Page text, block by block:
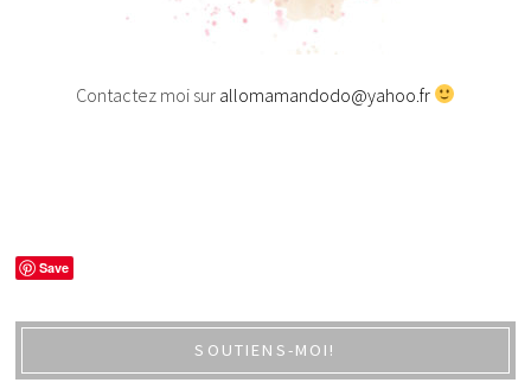
Contactez moi sur allomamandodo@yahoo.fr
Save
SOUTIENS-MOI!